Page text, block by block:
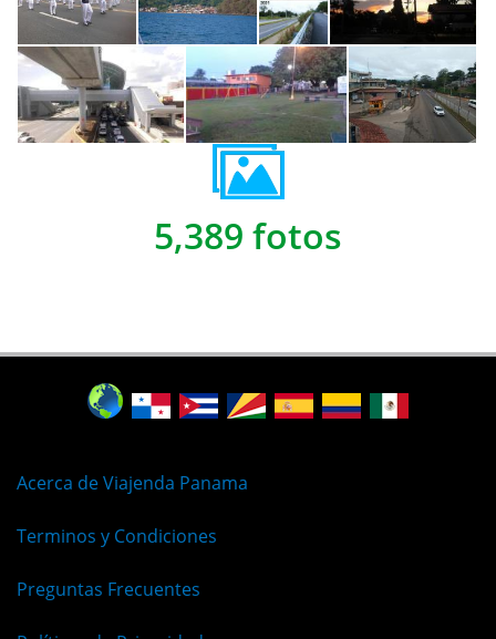
5,389 fotos
Acerca de Viajenda Panama
Terminos y Condiciones
Preguntas Frecuentes